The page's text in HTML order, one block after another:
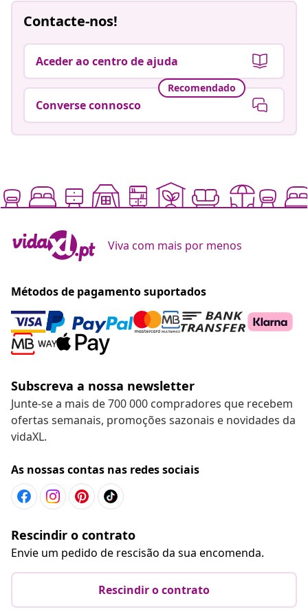
Contacte-nos!
Aceder ao centro de ajuda
Recomendado
Converse connosco
Viva com mais por menos
Métodos de pagamento suportados
Subscreva a nossa newsletter
Junte-se a mais de 700 000 compradores que recebem
ofertas semanais, promoções sazonais e novidades da
vidaXL.
As nossas contas nas redes sociais
Rescindir o contrato
Envie um pedido de rescisão da sua encomenda.
Rescindir o contrato